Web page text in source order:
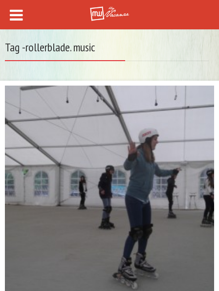
Tag -rollerblade. music